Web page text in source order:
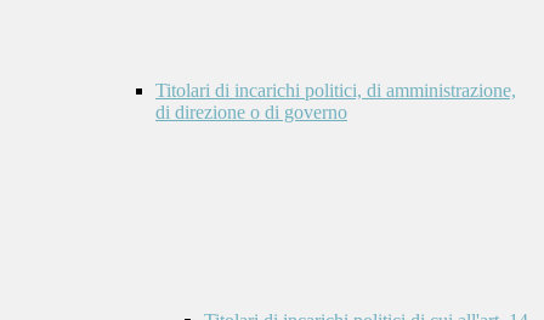
Titolari di incarichi politici, di amministrazione,
di direzione o di governo